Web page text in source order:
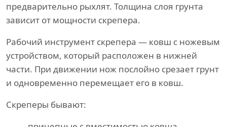
предварительно рыхлят. Толщина слоя грунта
зависит от мощности скрепера.
Рабочий инструмент скрепера — ковш с ножевым
устройством, который расположен в нижней
части. При движении нож послойно срезает грунт
и одновременно перемещает его в ковш.
Скреперы бывают: